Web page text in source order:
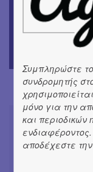
Αργύρης
ΕΙΚΑΣΤΙΚΑ
Θανάσης
Συμπληρώστε
συνδρομητής
μόνο για την
και περιοδικών
αποδέχεστε την